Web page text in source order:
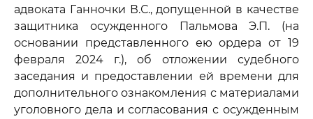
адвоката Ганночки В.С., допущенной в качестве
защитника осужденного Пальмова Э.П. (на
основании представленного ею ордера от 19
февраля 2024 г.), об отложении судебного
заседания и предоставлении ей времени для
дополнительного ознакомления с материалами
уголовного дела и согласования с осужденным